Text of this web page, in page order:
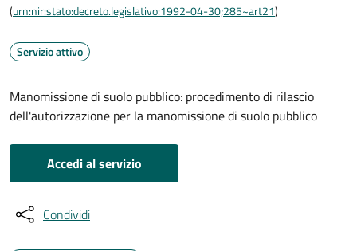
(urn:nir:stato:decreto.legislativo:1992-04-30;285~art21)
Servizio attivo
Manomissione di suolo pubblico: procedimento di rilascio
dell'autorizzazione per la manomissione di suolo pubblico
Accedi al servizio
Condividi